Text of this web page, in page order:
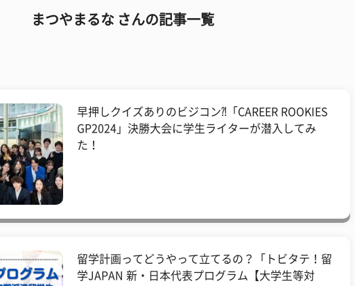
まつやまるな さんの記事一覧
早押しクイズありのビジコン⁈「CAREER ROOKIES
GP2024」決勝大会に学生ライターが潜入してみ
た！
留学計画ってどうやって立てるの？「トビタテ！留
学JAPAN 新・日本代表プログラム【大学生等対